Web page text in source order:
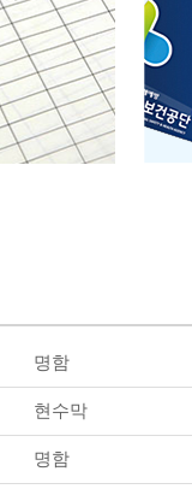
명함
현수막
명함